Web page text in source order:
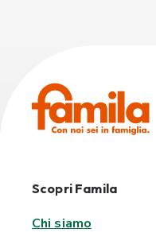
Scopri Famila
Chi siamo